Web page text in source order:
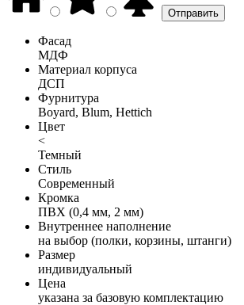
Фасад
МДФ
Материал корпуса
ДСП
Фурнитура
Boyard, Blum, Hettich
Цвет
<
Темный
Стиль
Современный
Кромка
ПВХ (0,4 мм, 2 мм)
Внутреннее наполнение
на выбор (полки, корзины, штанги)
Размер
индивидуальный
Цена
указана за базовую комплектацию